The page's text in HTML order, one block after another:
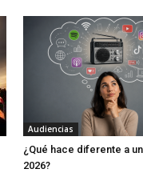
Audiencias
¿Qué hace diferente a
2026?